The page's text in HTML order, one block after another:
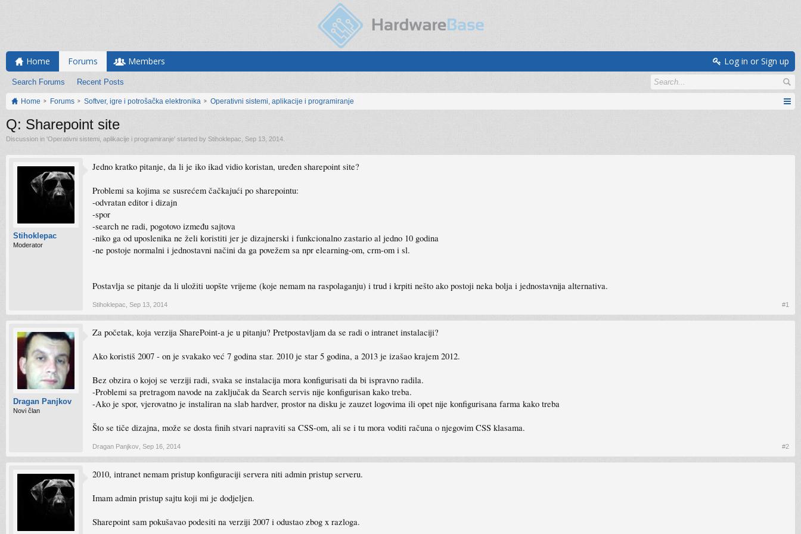
Home Forums
Search Forums Recent Posts
Members Log in or Sign up
Home Forums Softver, igre i potrošačka elektronika Operativni sistemi, aplikacije i programiranje
Q: Sharepoint site
Discussion in 'Operativni sistemi, aplikacije i programiranje' started by Stihoklepac Sep 13, 2014
Stihoklepac
Moderator
Jedno kratko pitanje, da li je iko ikad vidio koristan, uređen sharepoint site?
Problemi sa kojima se susrećem čačkajući po sharepointu:
-odvratan editor i dizajn
-spor
-search ne radi, pogotovo između sajtova
-niko ga od uposlenika ne želi koristiti jer je dizajnerski i funkcionalno zastario al jedno 10 godina
-ne postoje normalni i jednostavni načini da ga povežem sa npr elearning-om, crm-om i sl.
Postavlja se pitanje da li uložiti uopšte vrijeme (koje nemam na raspolaganju) i trud i krpiti nešto ako postoji neka bolja i jednostavnija alternativa.
Stihoklepac Sep 13, 2014 #1
Dragan Panjkov
Novi član
Za početak, koja verzija SharePoint-a je u pitanju? Pretpostavljam da se radi o intranet instalaciji?
Ako koristiš 2007 - on je svakako već 7 godina star. 2010 je star 5 godina, a 2013 je izašao krajem 2012.
Bez obzira o kojoj se verziji radi, svaka se instalacija mora konfigurisati da bi ispravno radila.
-Problemi sa pretragom navode na zaključak da Search servis nije konfigurisan kako treba.
-Ako je spor, vjerovatno je instaliran na slab hardver, prostor na disku je zauzet logovima ili opet nije konfigurisana farma kako treba
Što se tiče dizajna, može se dosta finih stvari napraviti sa CSS-om, ali se i tu mora voditi računa o njegovim CSS klasama.
Dragan Panjkov Sep 16, 2014 #2
2010, intranet nemam pristup konfiguraciji servera niti admin pristup serveru.
Imam admin pristup sajtu koji mi je dodjeljen.
Sharepoint sam pokušavao podesiti na verziji 2007 i odustao zbog x razloga.